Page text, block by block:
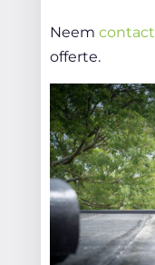
Neem contact
offerte.